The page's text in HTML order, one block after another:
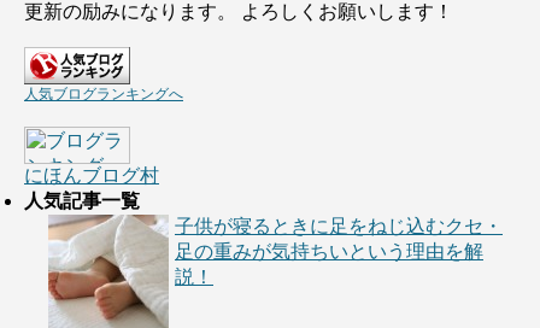
更新の励みになります。 よろしくお願いします！
人気ブログランキングへ
にほんブログ村
人気記事一覧
子供が寝るときに足をねじ込むクセ・
足の重みが気持ちいという理由を解
説！